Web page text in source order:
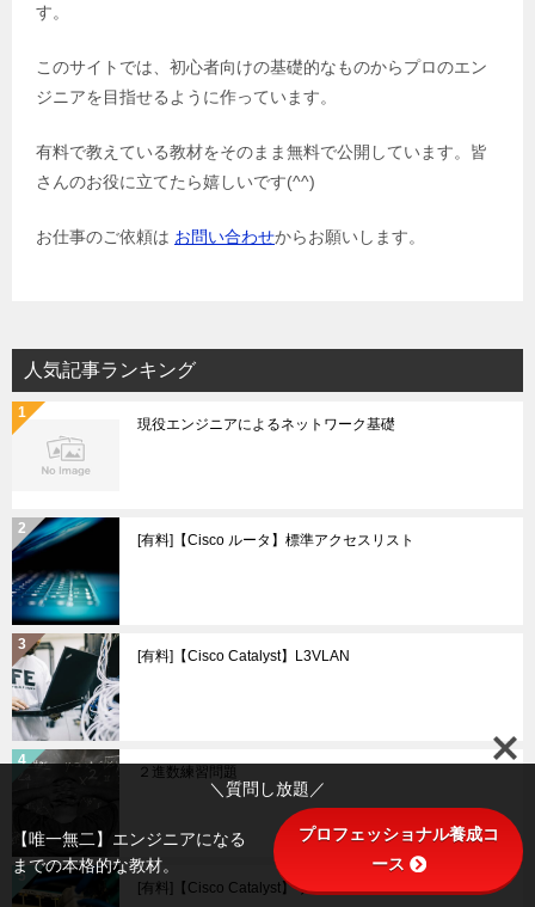
す。
このサイトでは、初心者向けの基礎的なものからプロのエン
ジニアを目指せるように作っています。
有料で教えている教材をそのまま無料で公開しています。皆
さんのお役に立てたら嬉しいです(^^)
お仕事のご依頼は お問い合わせからお願いします。
人気記事ランキング
現役エンジニアによるネットワーク基礎
[有料]【Cisco ルータ】標準アクセスリスト
[有料]【Cisco Catalyst】L3VLAN
２進数練習問題
[有料]【Cisco Catalyst】リンクアグリゲーション
＼質問し放題／
【唯一無二】エンジニアになる
までの本格的な教材。
プロフェッショナル養成コ
ース